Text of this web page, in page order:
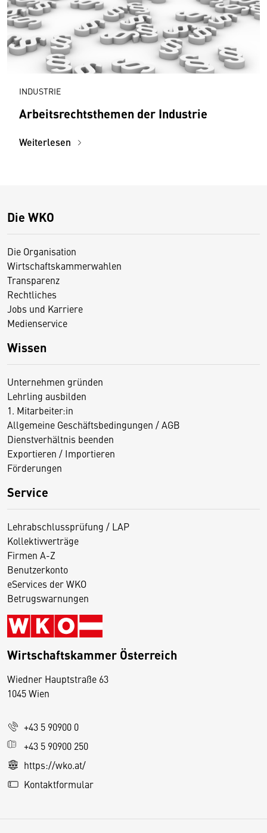
INDUSTRIE
Arbeitsrechtsthemen der Industrie
Weiterlesen
Die WKO
Die Organisation
Wirtschaftskammerwahlen
Transparenz
Rechtliches
Jobs und Karriere
Medienservice
Wissen
Unternehmen gründen
Lehrling ausbilden
1. Mitarbeiter:in
Allgemeine Geschäftsbedingungen / AGB
Dienstverhältnis beenden
Exportieren / Importieren
Förderungen
Service
Lehrabschlussprüfung / LAP
Kollektivverträge
Firmen A-Z
Benutzerkonto
eServices der WKO
Betrugswarnungen
Wirtschaftskammer Österreich
Wiedner Hauptstraße 63
1045 Wien
+43 5 90900 0
+43 5 90900 250
https://wko.at/
Kontaktformular
D
s
e
S
e